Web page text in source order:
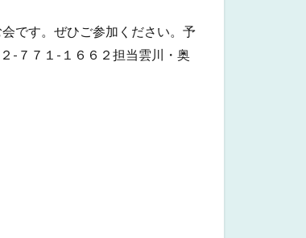
です。ぜひご参加ください。予
-７７１-１６６２担当雲川・奥